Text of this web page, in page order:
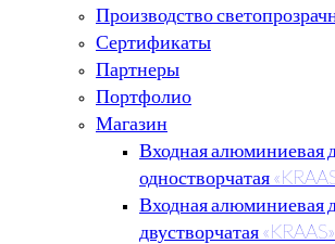
Производство
Сертификаты
Партнеры
Портфолио
Магазин
Входная алюминиевая
одностворчатая
Входная алюминиевая
двустворчатая «KRAAS»